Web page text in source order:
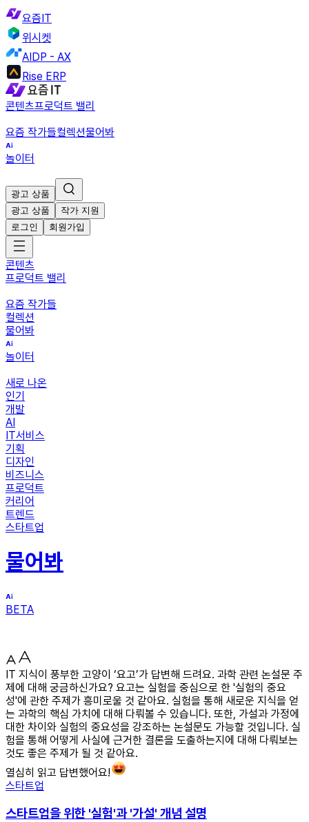
요즘IT
위시켓
AIDP - AX
Rise ERP
콘텐츠프로덕트 밸리
요즘 작가들컬렉션물어봐
놀이터
광고 상품
광고 상품
작가 지원
로그인
회원가입
콘텐츠
프로덕트 밸리
요즘 작가들
컬렉션
물어봐
놀이터
새로 나온
인기
개발
AI
IT서비스
기획
디자인
비즈니스
프로덕트
커리어
트렌드
스타트업
물어봐
BETA
IT 지식이 풍부한 고양이 ‘요고’가 답변해 드려요. 과학 관련 논설문 주
제에 대해 궁금하신가요? 요고는 실험을 중심으로 한 '실험의 중요
성'에 관한 주제가 흥미로울 것 같아요. 실험을 통해 새로운 지식을 얻
는 과학의 핵심 가치에 대해 다뤄볼 수 있습니다. 또한, 가설과 가정에
대한 차이와 실험의 중요성을 강조하는 논설문도 가능할 것입니다. 실
험을 통해 어떻게 사실에 근거한 결론을 도출하는지에 대해 다뤄보는
것도 좋은 주제가 될 것 같아요.
열심히 읽고 답변했어요!
스타트업
스타트업을 위한 '실험'과 '가설' 개념 설명